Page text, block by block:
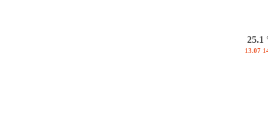
25.1
13.07